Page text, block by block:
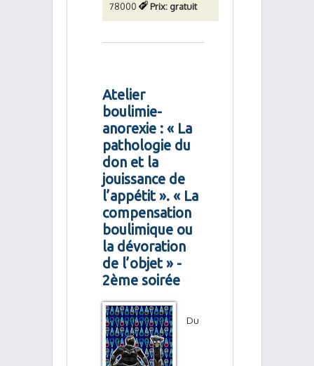
78000
Prix: gratuit
Atelier
boulimie-
anorexie : « La
pathologie du
don et la
jouissance de
l’appétit ». « La
compensation
boulimique ou
la dévoration
de l’objet » -
2ème soirée
Du